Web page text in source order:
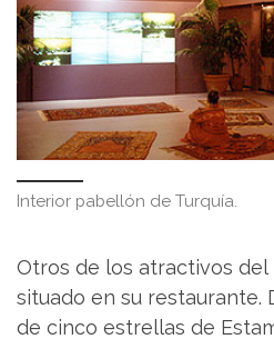
Interior pabellón de Turquía.
Otros de los atractivos
situado en su restaurante.
de cinco estrellas de